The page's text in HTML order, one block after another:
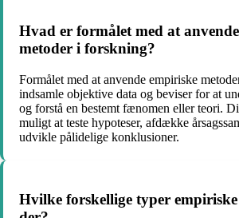
Hvad er formålet med at
metoder i forskning?
Formålet med at anvende empiriske
indsamle objektive data og beviser for at
og forstå en bestemt fænomen eller teori.
muligt at teste hypoteser, afdække
udvikle pålidelige konklusioner.
Hvilke forskellige typer